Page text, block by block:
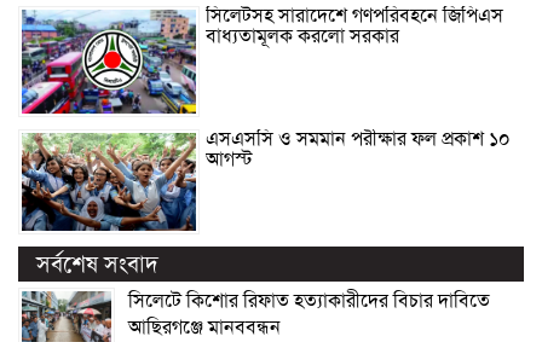
সিলেটসহ সারাদেশে গণপরিবহনে জিপিএস
বাধ্যতামূলক করলো সরকার
এসএসসি ও সমমান পরীক্ষার ফল প্রকাশ ১০
আগস্ট
সর্বশেষ সংবাদ
সিলেটে কিশোর রিফাত হত্যাকারীদের বিচার দাবিতে
আছিরগঞ্জে মানববন্ধন